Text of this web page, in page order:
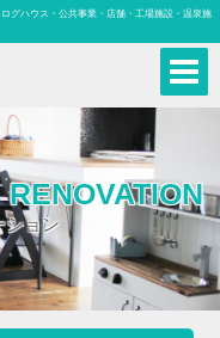
グハウス・公共事業・店舗・工場施設・温泉施
ション